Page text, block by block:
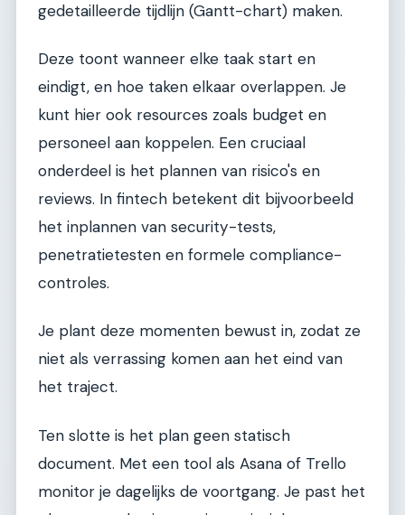
gedetailleerde tijdlijn (Gantt-chart) maken.
Deze toont wanneer elke taak start en
eindigt, en hoe taken elkaar overlappen. Je
kunt hier ook resources zoals budget en
personeel aan koppelen. Een cruciaal
onderdeel is het plannen van risico's en
reviews. In fintech betekent dit bijvoorbeeld
het inplannen van security-tests,
penetratietesten en formele compliance-
controles.
Je plant deze momenten bewust in, zodat ze
niet als verrassing komen aan het eind van
het traject.
Ten slotte is het plan geen statisch
document. Met een tool als Asana of Trello
monitor je dagelijks de voortgang. Je past het